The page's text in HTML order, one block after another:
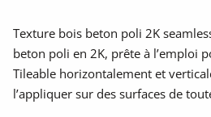
Texture bois beton poli 2K
beton poli en 2K, prête à l’emploi
Tileable horizontalement et
l’appliquer sur des surfaces de